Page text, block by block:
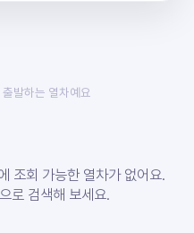
출발하는 열차예요
조회 가능한 열차가 없어요.
로 검색해 보세요.